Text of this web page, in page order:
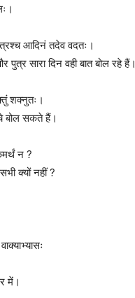
आदिनं तदेव वदतः।
पुत्र सारा दिन वही बात बोल रहे हैं।
शक्नुतः।
बोल सकते हैं।
न ?
क्यों नहीं ?
में।